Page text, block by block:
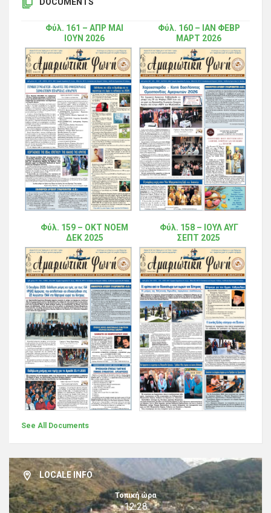
Φύλ. 161 – ΑΠΡ ΜΑΙ
ΙΟΥΝ 2026
Φύλ. 160 – ΙΑΝ ΦΕΒΡ
ΜΑΡΤ 2026
Φύλ. 159 – ΟΚΤ ΝΟΕΜ
ΔΕΚ 2025
Φύλ. 158 – ΙΟΥΛ ΑΥΓ
ΣΕΠΤ 2025
See All Documents
LOCALE INFO
Τοπική ώρα
12:28